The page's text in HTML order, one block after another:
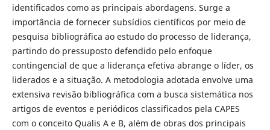
identificados como as principais abordagens. Surge a
importância de fornecer subsídios científicos por meio de
pesquisa bibliográfica ao estudo do processo de liderança,
partindo do pressuposto defendido pelo enfoque
contingencial de que a liderança efetiva abrange o líder, os
liderados e a situação. A metodologia adotada envolve uma
extensiva revisão bibliográfica com a busca sistemática nos
artigos de eventos e periódicos classificados pela CAPES
com o conceito Qualis A e B, além de obras dos principais